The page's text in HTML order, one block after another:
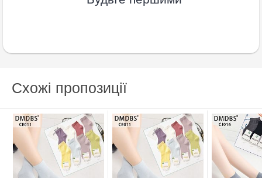
Схожі пропозиції